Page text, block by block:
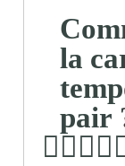
la
pair